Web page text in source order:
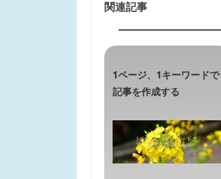
関連記事
1ページ、1キーワードで
記事を作成する